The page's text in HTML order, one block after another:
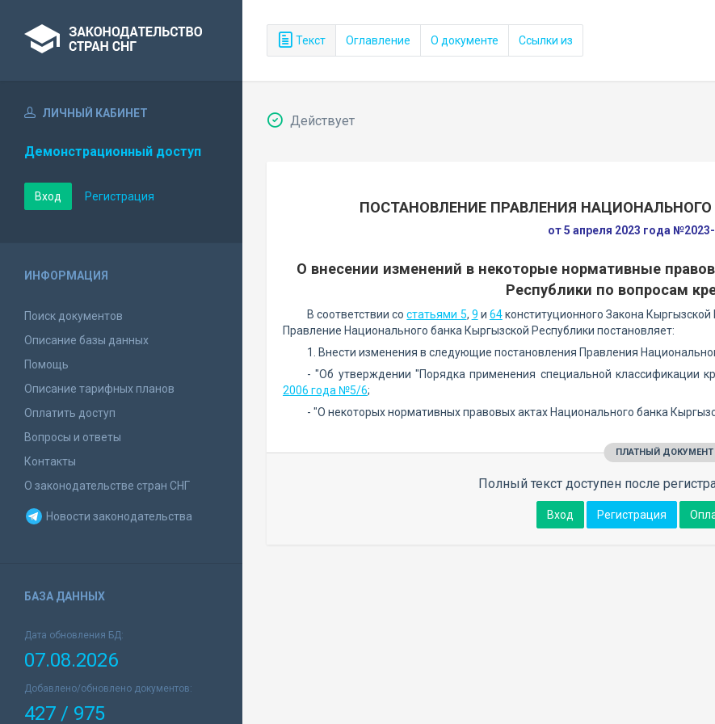
Текст Оглавление О документе Ссылки из
ЛИЧНЫЙ КАБИНЕТ
Демонстрационный доступ
Вход Регистрация
ИНФОРМАЦИЯ
Поиск документов
Описание базы данных
Помощь
Описание тарифных планов
Оплатить доступ
Вопросы и ответы
Контакты
О законодательстве стран СНГ
Новости законодательства
БАЗА ДАННЫХ
Дата обновления БД:
07.08.2026
Добавлено/обновлено документов:
427 / 975
Действует
ПОСТАНОВЛЕНИЕ ПРАВЛЕНИЯ
от 5 апреля 2023 года
О внесении изменений в некоторые нормативные
Республики по вопросам
В соответствии состатьями 5, 9 и 64конституционного Закона
Правление Национального банка Кыргызской Республики постановляет:
1. Внести изменения в следующие постановления Правления
- "Об утверждении "Порядка применения специальной классификации
2006 года №5/6;
- "О некоторых нормативных правовых актах Национального банка
ПЛАТНЫЙ ДОКУМЕНТ
Полный текст доступен после
Вход Регистрация